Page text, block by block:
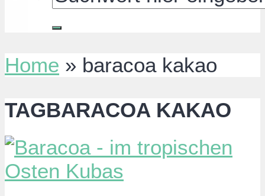
Home » baracoa kakao
TAGBARACOA KAKAO